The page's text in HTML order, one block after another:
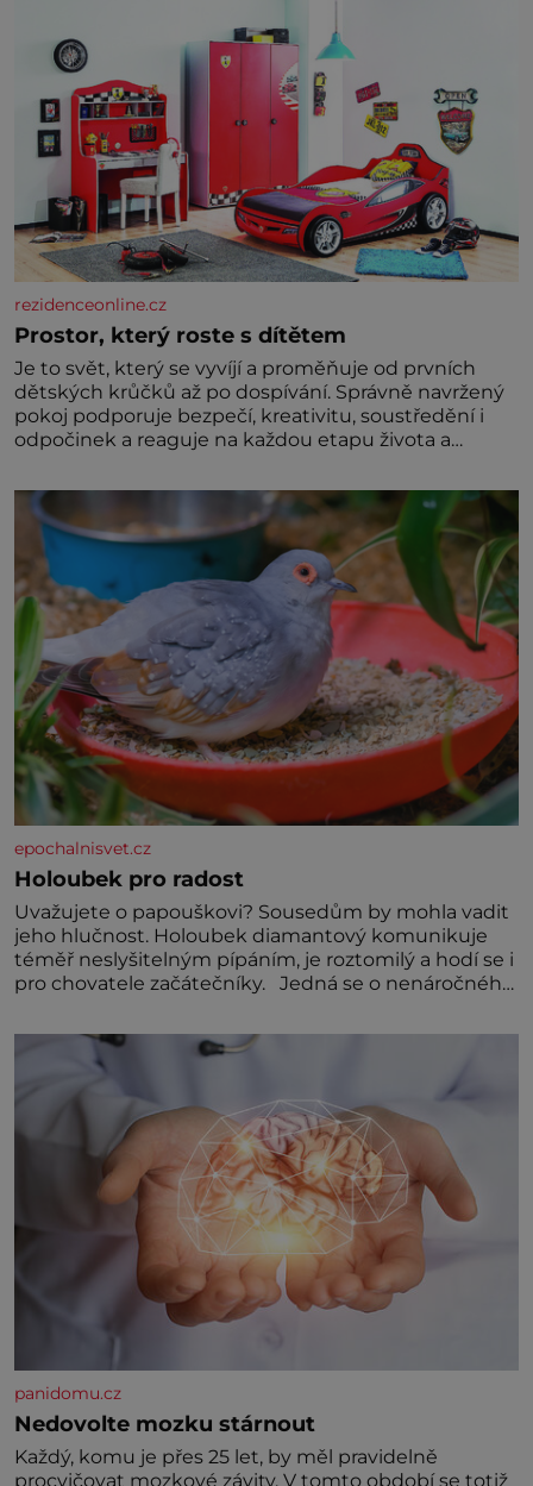
rezidenceonline.cz
Prostor, který roste s dítětem
Je to svět, který se vyvíjí a proměňuje od prvních
dětských krůčků až po dospívání. Správně navržený
pokoj podporuje bezpečí, kreativitu, soustředění i
odpočinek a reaguje na každou etapu života a
jednoduchost, měkkost a bezpečí, proto by pokoj
miminka měl působit především klidně a útulně.
Předškolní věk je
epochalnisvet.cz
Holoubek pro radost
Uvažujete o papouškovi? Sousedům by mohla vadit
jeho hlučnost. Holoubek diamantový komunikuje
téměř neslyšitelným pípáním, je roztomilý a hodí se i
pro chovatele začátečníky. Jedná se o nenáročného
Hodně času tráví na zemi, kde sbírá zbytky semínek
Jeho domovinou je prakticky celá Austrálie s
výjimkou pobřežní oblasti.
panidomu.cz
Nedovolte mozku stárnout
Každý, komu je přes 25 let, by měl pravidelně
procvičovat mozkové závity. V tomto období se totiž